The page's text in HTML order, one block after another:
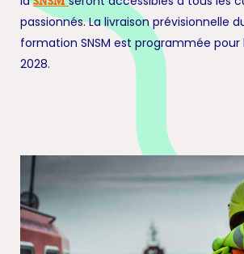
passionnés. La livraison prévisionnelle
formation SNSM est programmée
2028.